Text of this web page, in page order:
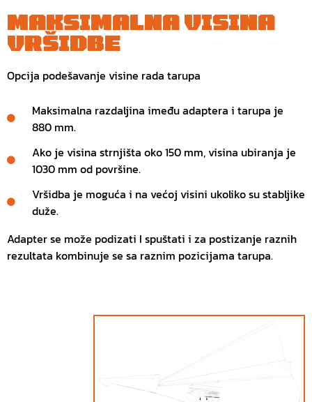
MAKSIMALNA VISINA
VRŠIDBE
Opcija podešavanje visine rada tarupa
Maksimalna razdaljina imeđu adaptera i tarupa je
880 mm.
Ako je visina strnjišta oko 150 mm, visina ubiranja je
1030 mm od površine.
Vršidba je moguća i na većoj visini ukoliko su stabljike
duže.
Adapter se može podizati I spuštati i za postizanje raznih
rezultata kombinuje se sa raznim pozicijama tarupa.